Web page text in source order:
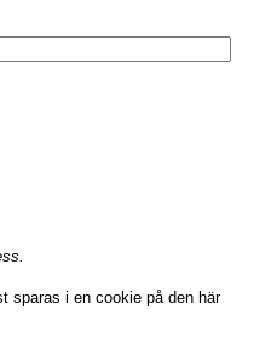
sparas i en cookie på den här